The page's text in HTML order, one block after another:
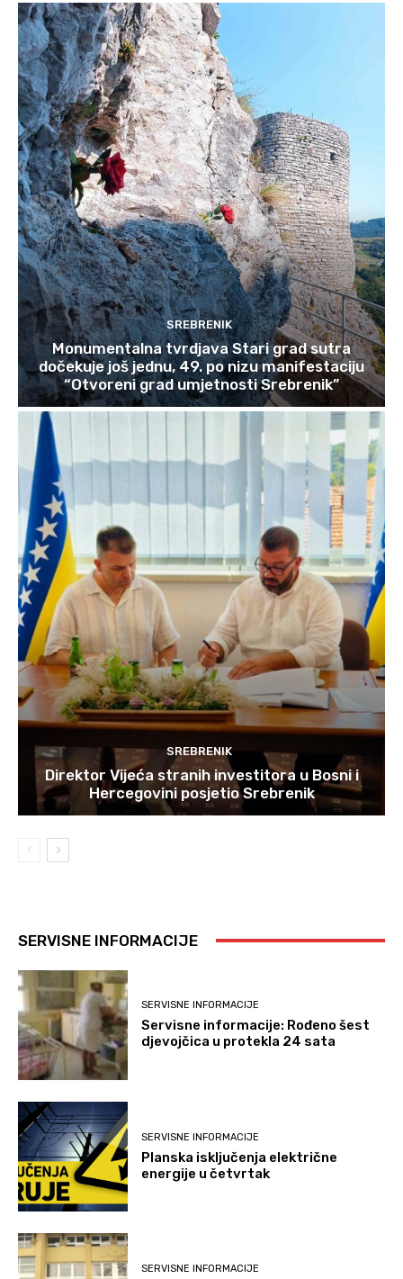
SREBRENIK
Monumentalna tvrdjava Stari grad sutra
dočekuje još jednu, 49. po nizu manifestaciju
“Otvoreni grad umjetnosti Srebrenik”
SREBRENIK
Direktor Vijeća stranih investitora u Bosni i
Hercegovini posjetio Srebrenik
SERVISNE INFORMACIJE
SERVISNE INFORMACIJE
Servisne informacije: Rođeno šest
djevojčica u protekla 24 sata
SERVISNE INFORMACIJE
Planska isključenja električne
energije u četvrtak
SERVISNE INFORMACIJE